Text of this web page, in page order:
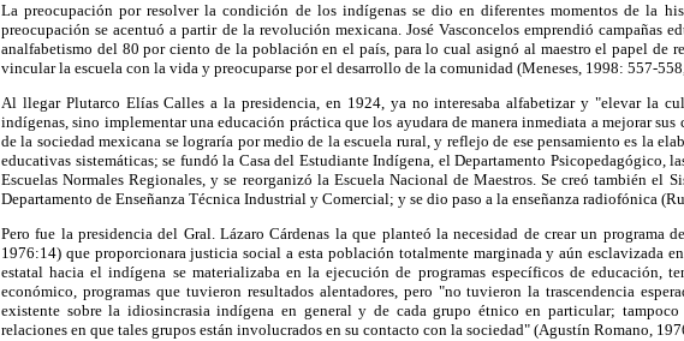
La preocupación por resolver la condición de los indígenas se dio en diferentes momentos de la
preocupación se acentuó a partir de la revolución mexicana. José Vasconcelos emprendió campañas
analfabetismo del 80 por ciento de la población en el país, para lo cual asignó al maestro el papel de
vincular la escuela con la vida y preocuparse por el desarrollo de la comunidad (Meneses, 1998: 557-
Al llegar Plutarco Elías Calles a la presidencia, en 1924, ya no interesaba alfabetizar y "elevar la
indígenas, sino implementar una educación práctica que los ayudara de manera inmediata a mejorar
de la sociedad mexicana se lograría por medio de la escuela rural, y reflejo de ese pensamiento es la
educativas sistemáticas; se fundó la Casa del Estudiante Indígena, el Departamento Psicopedagógico,
Escuelas Normales Regionales, y se reorganizó la Escuela Nacional de Maestros. Se creó también el
Departamento de Enseñanza Técnica Industrial y Comercial; y se dio paso a la enseñanza radiofónica
Pero fue la presidencia del Gral. Lázaro Cárdenas la que planteó la necesidad de crear un programa
1976:14) que proporcionara justicia social a esta población totalmente marginada y aún esclavizada
estatal hacia el indígena se materializaba en la ejecución de programas específicos de educación,
económico, programas que tuvieron resultados alentadores, pero "no tuvieron la trascendencia
existente sobre la idiosincrasia indígena en general y de cada grupo étnico en particular;
relaciones en que tales grupos están involucrados en su contacto con la sociedad" (Agustín Romano,